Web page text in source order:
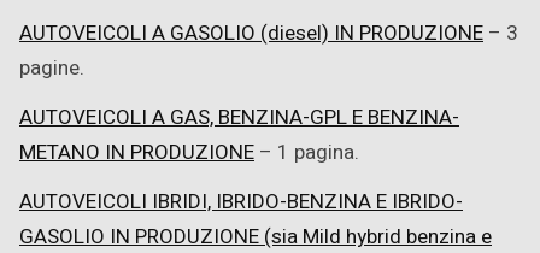
AUTOVEICOLI A GASOLIO (diesel) IN PRODUZIONE – 3
pagine.
AUTOVEICOLI A GAS, BENZINA-GPL E BENZINA-
METANO IN PRODUZIONE – 1 pagina.
AUTOVEICOLI IBRIDI, IBRIDO-BENZINA E IBRIDO-
GASOLIO IN PRODUZIONE (sia Mild hybrid benzina e